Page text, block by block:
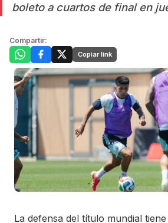
boleto a cuartos de final en
Compartir:
Copiar link
La defensa del título mundial